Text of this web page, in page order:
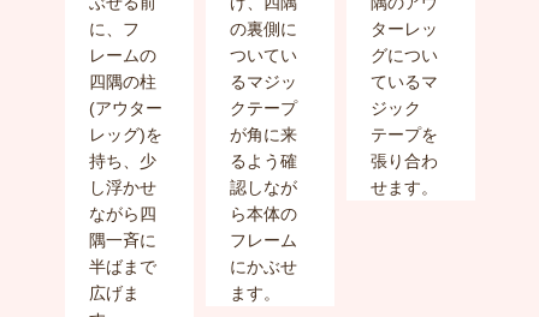
に、フ
レームの
四隅の柱
(アウター
レッグ)を
持ち、少
し浮かせ
ながら四
隅一斉に
半ばまで
広げま
の裏側に
ついてい
るマジッ
クテープ
が角に来
るよう確
認しなが
ら本体の
フレーム
にかぶせ
ます。
ターレッ
グについ
ているマ
ジック
テープを
張り合わ
せます。